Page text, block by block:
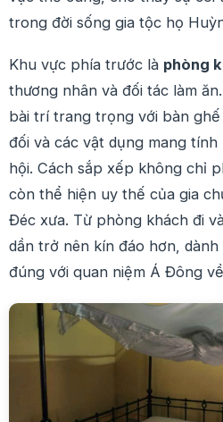
trong đời sống gia tộc họ
Khu vực phía trước là phòng
thương nhân và đối tác làm
bài trí trang trọng với bàn
đối và các vật dụng mang
hội. Cách sắp xếp không chỉ
còn thể hiện uy thế của gia
Đéc xưa. Từ phòng khách đi
dần trở nên kín đáo hơn, dành
đúng với quan niệm Á Đông